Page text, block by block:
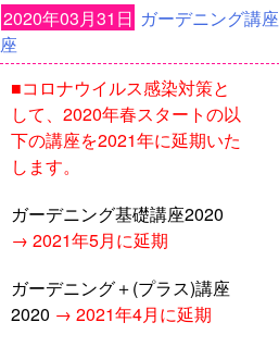
2020年03月31日 ガーデニング講座
座
■コロナウイルス感染対策と
して、2020年春スタートの以
下の講座を2021年に延期いた
します。
ガーデニング基礎講座2020
→ 2021年5月に延期
ガーデニング＋(プラス)講座
2020 → 2021年4月に延期